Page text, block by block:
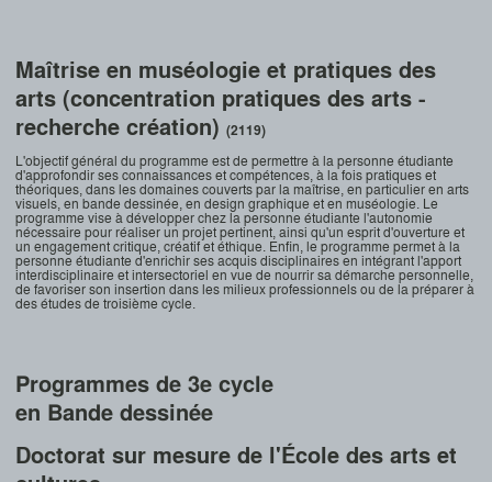
Maîtrise en muséologie et pratiques des
arts (concentration pratiques des arts -
recherche création)(2119)
L'objectif général du programme est de permettre à la personne étudiante
d'approfondir ses connaissances et compétences, à la fois pratiques et
théoriques, dans les domaines couverts par la maîtrise, en particulier en arts
visuels, en bande dessinée, en design graphique et en muséologie. Le
programme vise à développer chez la personne étudiante l'autonomie
nécessaire pour réaliser un projet pertinent, ainsi qu'un esprit d'ouverture et
un engagement critique, créatif et éthique. Enfin, le programme permet à la
personne étudiante d'enrichir ses acquis disciplinaires en intégrant l'apport
interdisciplinaire et intersectoriel en vue de nourrir sa démarche personnelle,
de favoriser son insertion dans les milieux professionnels ou de la préparer à
des études de troisième cycle.
Programmes de 3e cycle
en Bande dessinée
Doctorat sur mesure de l'École des arts et